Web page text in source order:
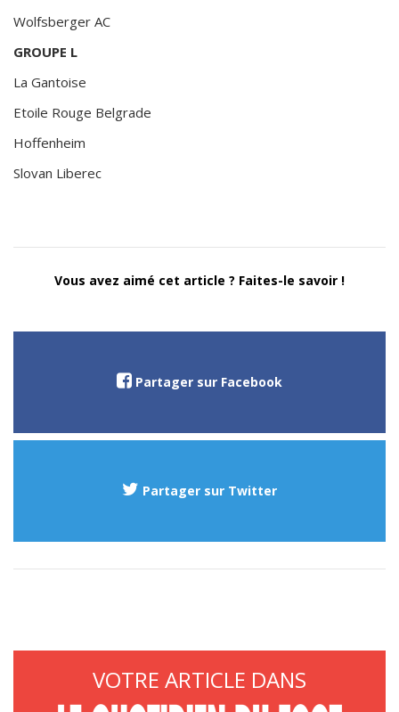
Wolfsberger AC
GROUPE L
La Gantoise
Etoile Rouge Belgrade
Hoffenheim
Slovan Liberec
Vous avez aimé cet article ? Faites-le savoir !
Partager sur Facebook
Partager sur Twitter
VOTRE ARTICLE DANS